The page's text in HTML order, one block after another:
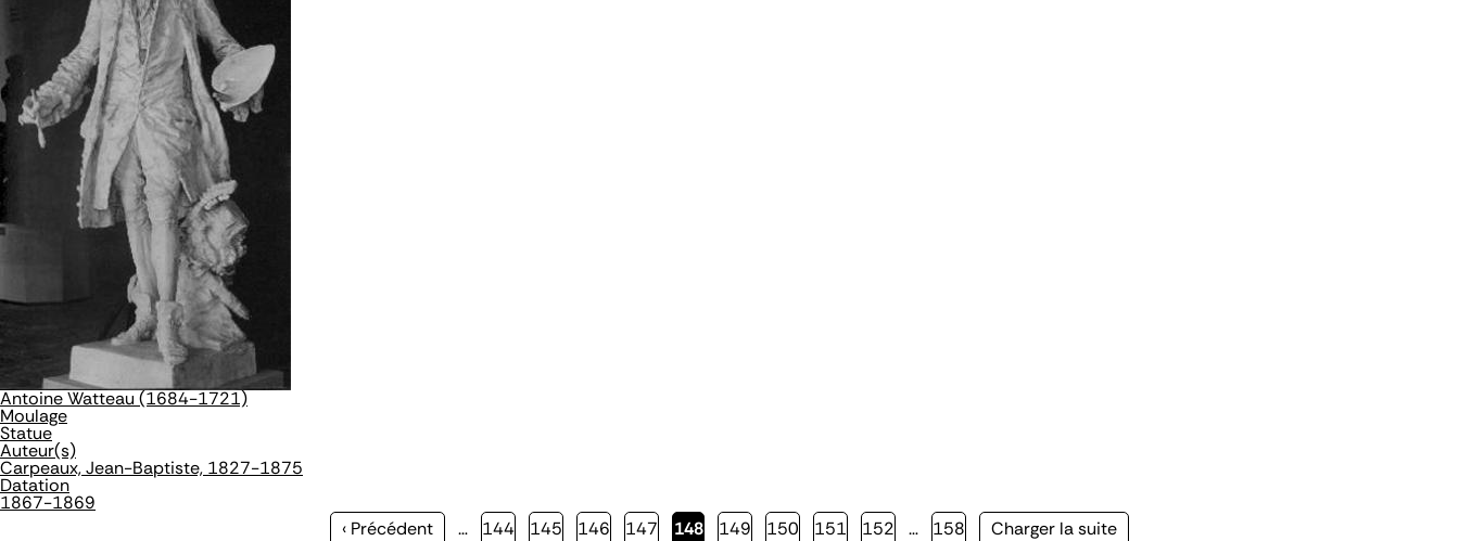
Antoine Watteau (1684-1721)
Moulage
Statue
Auteur(s)
Carpeaux, Jean-Baptiste, 1827-1875
Datation
1867-1869
Page
‹ Précédent … Page
144 Page
145 Page
146 Page
147
Page
148 Page
149 Page
150 Page
151 Page
152 … Page
158
Page
Charger la suite